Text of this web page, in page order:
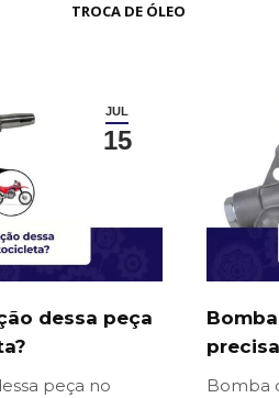
TROCA DE ÓLEO
JUL
15
dessa peça
peça no
Bomba